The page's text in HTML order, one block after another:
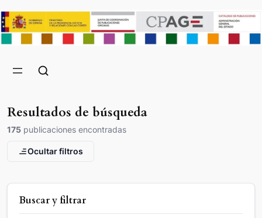
Resultados de búsqueda
175 publicaciones encontradas
Ocultar filtros
Buscar y filtrar